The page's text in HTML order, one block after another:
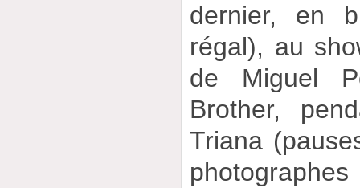
dernier, en
régal), au
de Miguel
Brother,
Triana